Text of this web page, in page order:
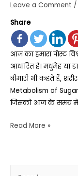
Leave a Comment
Share
आज का हमारा पोस्ट
आधारित है। मधुमेह या
बीमारी भी कहते हैं,
Metabolism of
जिसको आज के समय में
Read More »